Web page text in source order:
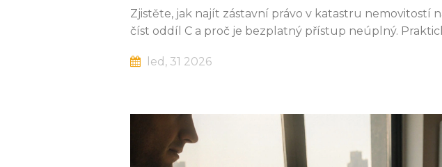
Zjistěte, jak najít zástavní právo v katastru nemovitostí
číst oddíl C a proč je bezplatný přístup neúplný.
led, 31 2026